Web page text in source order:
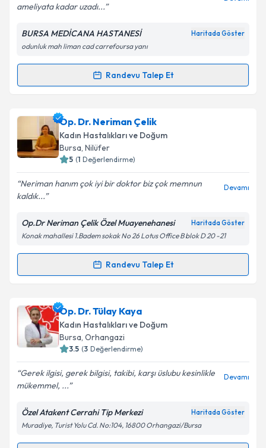
Kişisel verilerimin işlenmesine ilişkin
Aydınlatma
Metni'ni okudum ve kişisel verilerimin belirtilen
kapsamda işlenmesini kabul ediyorum.
ameliyata kadar uzadı...
BURSA MEDİCANA HASTANESİ Haritada Göster
odunluk mah liman cad carrefoursa yanı
Randevu Talep Et
Randevu Takvimi Talebi
Op. Dr. Esra Arıkiçin randevu takvimi talebi
oluşturun. Size bu uzmandan randevu almanız için bir
takvim hazırlandığında e-posta ile bilgilendireceğiz.
Kişisel verilerimin işlenmesine ilişkin
Aydınlatma
Metni'ni okudum ve kişisel verilerimin belirtilen
kapsamda işlenmesini kabul ediyorum.
Op. Dr. Neriman Çelik
Kadın Hastalıkları ve Doğum
Bursa, Nilüfer
5 (1 Değerlendirme)
Neriman hanım çok iyi bir doktor biz çok memnun
kaldık...
Devamı
Op.Dr Neriman Çelik Özel Muayenehanesi Haritada Göster
Konak mahallesi 1.Badem sokak No 26 Lotus Office B blok D 20 -21
Randevu Talep Et
Randevu Takvimi Talebi
Op. Dr. Neriman Çelikiçin randevu takvimi talebi
oluşturun. Size bu uzmandan randevu almanız için bir
takvim hazırlandığında e-posta ile bilgilendireceğiz.
Kişisel verilerimin işlenmesine ilişkin
Aydınlatma
Metni'ni okudum ve kişisel verilerimin belirtilen
kapsamda işlenmesini kabul ediyorum.
Op. Dr. Tülay Kaya
Kadın Hastalıkları ve Doğum
Bursa, Orhangazi
3.5 (3 Değerlendirme)
Gerek ilgisi, gerek bilgisi, takibi, karşı üslubu kesinlikle
mükemmel, ...
Devamı
Özel Atakent Cerrahi Tip Merkezi Haritada Göster
Muradiye, Turist Yolu Cd. No:104, 16800 Orhangazi/Bursa